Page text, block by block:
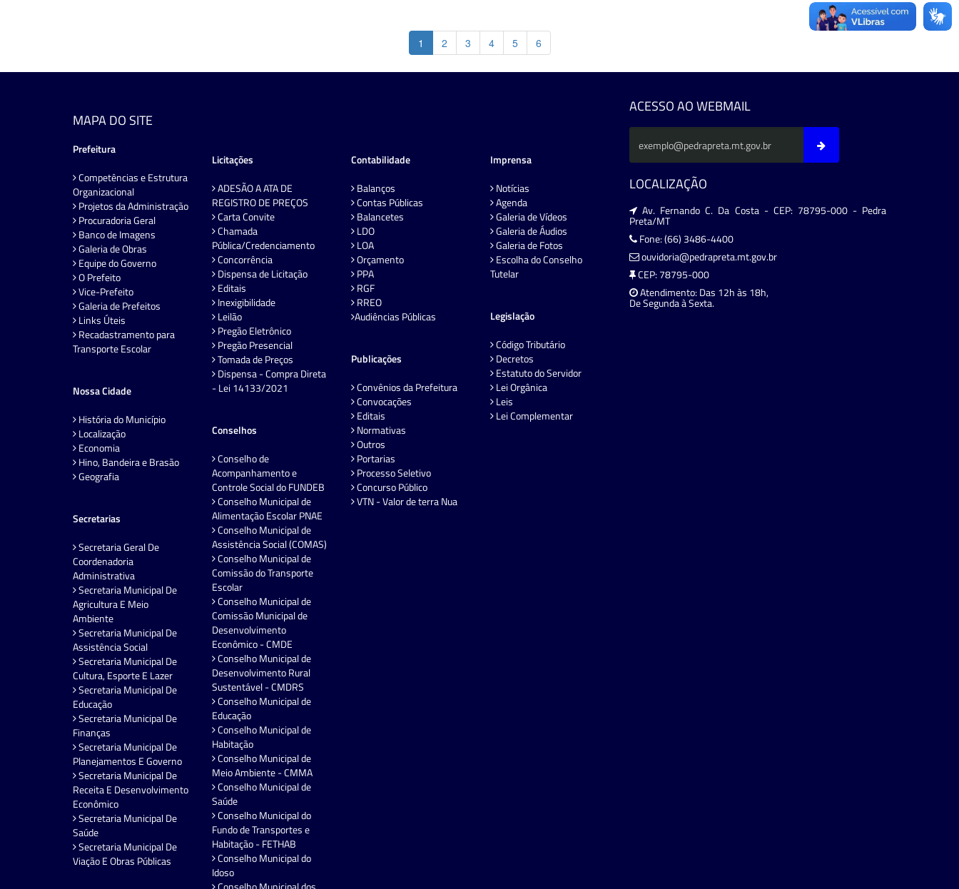
1 2 3 4 5 6
MAPA DO SITE
Prefeitura
Competências e Estrutura
Organizacional
Projetos da Administração
Procuradoria Geral
Banco de Imagens
Galeria de Obras
Equipe do Governo
O Prefeito
Vice-Prefeito
Galeria de Prefeitos
Links Úteis
Recadastramento para
Transporte Escolar
Nossa Cidade
História do Município
Localização
Economia
Hino, Bandeira e Brasão
Geografia
Secretarias
Secretaria Geral De
Coordenadoria
Administrativa
Secretaria Municipal De
Agricultura E Meio
Ambiente
Secretaria Municipal De
Assistência Social
Secretaria Municipal De
Cultura, Esporte E Lazer
Secretaria Municipal De
Educação
Secretaria Municipal De
Finanças
Secretaria Municipal De
Planejamentos E Governo
Secretaria Municipal De
Receita E Desenvolvimento
Econômico
Secretaria Municipal De
Saúde
Secretaria Municipal De
Viação E Obras Públicas
Licitações
ADESÃO A ATA DE
REGISTRO DE PREÇOS
Carta Convite
Chamada
Pública/Credenciamento
Concorrência
Dispensa de Licitação
Editais
Inexigibilidade
Leilão
Pregão Eletrônico
Pregão Presencial
Tomada de Preços
Dispensa - Compra Direta
- Lei 14133/2021
Conselhos
Conselho de
Acompanhamento e
Controle Social do FUNDEB
Conselho Municipal de
Alimentação Escolar PNAE
Conselho Municipal de
Assistência Social (COMAS)
Conselho Municipal de
Comissão do Transporte
Escolar
Conselho Municipal de
Comissão Municipal de
Desenvolvimento
Econômico - CMDE
Conselho Municipal de
Desenvolvimento Rural
Sustentável - CMDRS
Conselho Municipal de
Educação
Conselho Municipal de
Habitação
Conselho Municipal de
Meio Ambiente - CMMA
Conselho Municipal de
Saúde
Conselho Municipal do
Fundo de Transportes e
Habitação - FETHAB
Conselho Municipal do
Idoso
Contabilidade
Balanços
Contas Públicas
Balancetes
LDO
LOA
Orçamento
PPA
RGF
RREO
Audiências Públicas
Publicações
Convênios da Prefeitura
Convocações
Editais
Normativas
Outros
Portarias
Processo Seletivo
Concurso Público
VTN - Valor de terra Nua
Imprensa
Notícias
Agenda
Galeria de Vídeos
Galeria de Áudios
Galeria de Fotos
Escolha do Conselho
Tutelar
Legislação
Código Tributário
Decretos
Estatuto do Servidor
Lei Orgânica
Leis
Lei Complementar
ACESSO AO WEBMAIL
LOCALIZAÇÃO
Av. Fernando C. Da Costa - CEP: 78795-000 - Pedra
Preta/MT
Fone: (66) 3486-4400
ouvidoria@pedrapreta.mt.gov.br
CEP: 78795-000
Atendimento: Das 12h às 18h,
De Segunda à Sexta.